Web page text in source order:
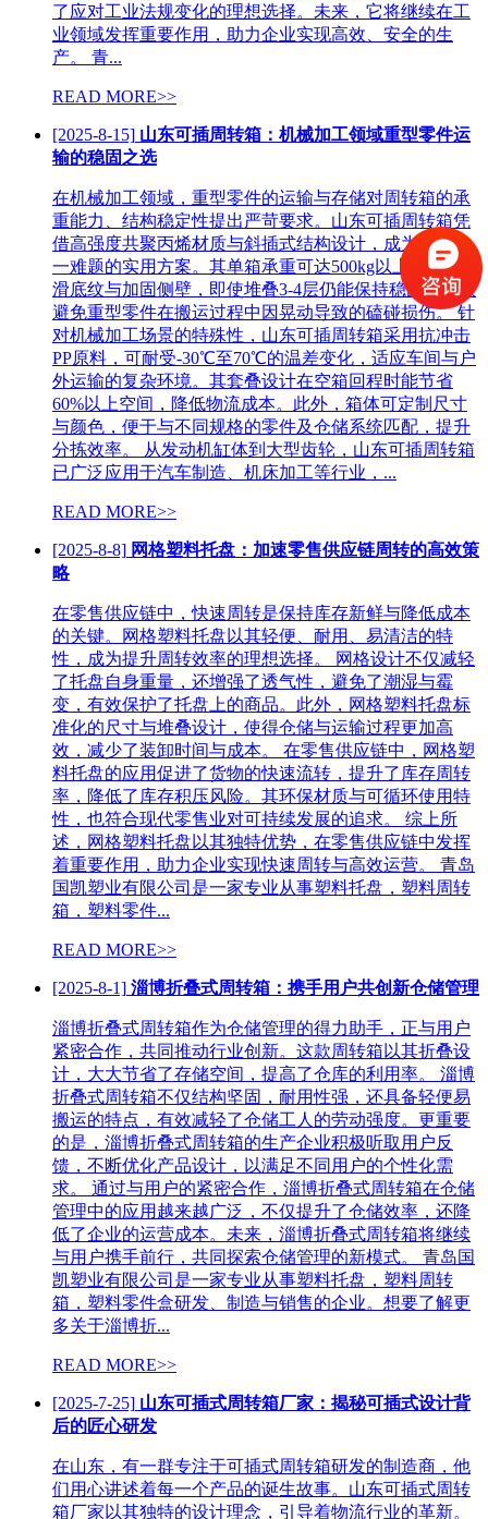
了应对工业法规变化的理想选择。未来，它将继续在工
业领域发挥重要作用，助力企业实现高效、安全的生
产。 青...
READ MORE>>
[2025-8-15] 山东可插周转箱：机械加工领域重型零件运
输的稳固之选
在机械加工领域，重型零件的运输与存储对周转箱的承
重能力、结构稳定性提出严苛要求。山东可插周转箱凭
借高强度共聚丙烯材质与斜插式结构设计，成为解决这
一难题的实用方案。其单箱承重可达500kg以上，配合防
滑底纹与加固侧壁，即使堆叠3-4层仍能保持稳固，有效
避免重型零件在搬运过程中因晃动导致的磕碰损伤。 针
对机械加工场景的特殊性，山东可插周转箱采用抗冲击
PP原料，可耐受-30℃至70℃的温差变化，适应车间与户
外运输的复杂环境。其套叠设计在空箱回程时能节省
60%以上空间，降低物流成本。此外，箱体可定制尺寸
与颜色，便于与不同规格的零件及仓储系统匹配，提升
分拣效率。 从发动机缸体到大型齿轮，山东可插周转箱
已广泛应用于汽车制造、机床加工等行业，...
READ MORE>>
[2025-8-8] 网格塑料托盘：加速零售供应链周转的高效策
略
在零售供应链中，快速周转是保持库存新鲜与降低成本
的关键。网格塑料托盘以其轻便、耐用、易清洁的特
性，成为提升周转效率的理想选择。 网格设计不仅减轻
了托盘自身重量，还增强了透气性，避免了潮湿与霉
变，有效保护了托盘上的商品。此外，网格塑料托盘标
准化的尺寸与堆叠设计，使得仓储与运输过程更加高
效，减少了装卸时间与成本。 在零售供应链中，网格塑
料托盘的应用促进了货物的快速流转，提升了库存周转
率，降低了库存积压风险。其环保材质与可循环使用特
性，也符合现代零售业对可持续发展的追求。 综上所
述，网格塑料托盘以其独特优势，在零售供应链中发挥
着重要作用，助力企业实现快速周转与高效运营。 青岛
国凯塑业有限公司是一家专业从事塑料托盘，塑料周转
箱，塑料零件...
READ MORE>>
[2025-8-1] 淄博折叠式周转箱：携手用户共创新仓储管理
淄博折叠式周转箱作为仓储管理的得力助手，正与用户
紧密合作，共同推动行业创新。这款周转箱以其折叠设
计，大大节省了存储空间，提高了仓库的利用率。 淄博
折叠式周转箱不仅结构坚固，耐用性强，还具备轻便易
搬运的特点，有效减轻了仓储工人的劳动强度。更重要
的是，淄博折叠式周转箱的生产企业积极听取用户反
馈，不断优化产品设计，以满足不同用户的个性化需
求。 通过与用户的紧密合作，淄博折叠式周转箱在仓储
管理中的应用越来越广泛，不仅提升了仓储效率，还降
低了企业的运营成本。未来，淄博折叠式周转箱将继续
与用户携手前行，共同探索仓储管理的新模式。 青岛国
凯塑业有限公司是一家专业从事塑料托盘，塑料周转
箱，塑料零件盒研发、制造与销售的企业。想要了解更
多关于淄博折...
READ MORE>>
[2025-7-25] 山东可插式周转箱厂家：揭秘可插式设计背
后的匠心研发
在山东，有一群专注于可插式周转箱研发的制造商，他
们用心讲述着每一个产品的诞生故事。山东可插式周转
箱厂家以其独特的设计理念，引导着物流行业的革新。